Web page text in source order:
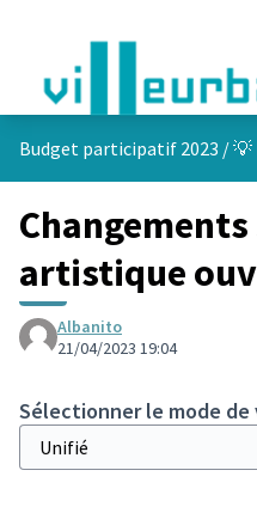
Budget participatif 2023 /💡
artistique
Albanito
21/04/2023 19:04
Sélectionner le mode de